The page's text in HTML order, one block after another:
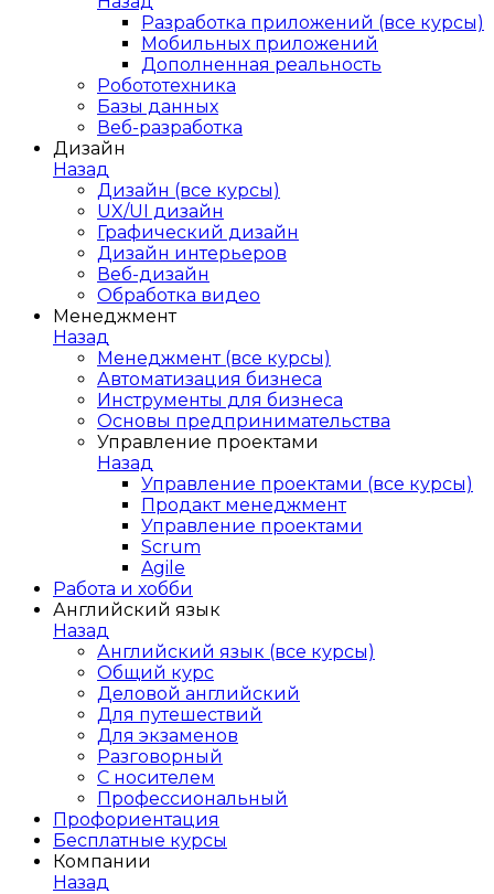
Разработка приложений (все курсы)
Мобильных приложений
Дополненная реальность
Робототехника
Базы данных
Веб-разработка
Дизайн
Назад
Дизайн (все курсы)
UX/UI дизайн
Графический дизайн
Дизайн интерьеров
Веб-дизайн
Обработка видео
Менеджмент
Назад
Менеджмент (все курсы)
Автоматизация бизнеса
Инструменты для бизнеса
Основы предпринимательства
Управление проектами
Назад
Управление проектами (все курсы)
Продакт менеджмент
Управление проектами
Scrum
Agile
Работа и хобби
Английский язык
Назад
Английский язык (все курсы)
Общий курс
Деловой английский
Для путешествий
Для экзаменов
Разговорный
С носителем
Профессиональный
Профориентация
Бесплатные курсы
Компании
Назад